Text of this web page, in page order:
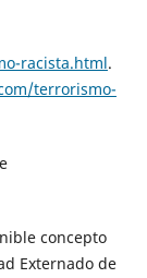
racista.html.
terrorismo-
concepto
Externado de